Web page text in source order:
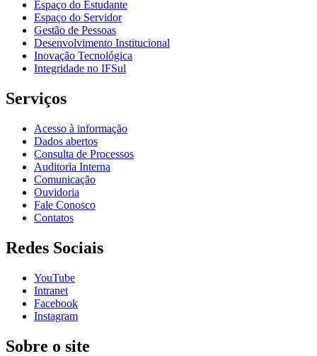
Espaço do Estudante
Espaço do Servidor
Gestão de Pessoas
Desenvolvimento Institucional
Inovação Tecnológica
Integridade no IFSul
Serviços
Acesso à informação
Dados abertos
Consulta de Processos
Auditoria Interna
Comunicação
Ouvidoria
Fale Conosco
Contatos
Redes Sociais
YouTube
Intranet
Facebook
Instagram
Sobre o site